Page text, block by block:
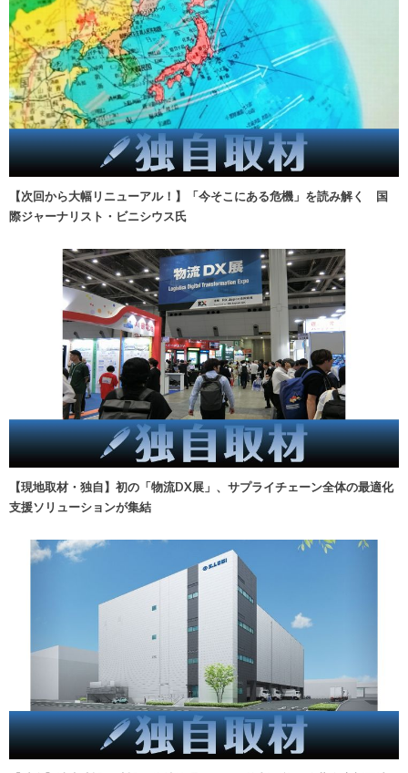
【次回から大幅リニューアル！】「今そこにある危機」を読み解く 国
際ジャーナリスト・ビニシウス氏
【現地取材・独自】初の「物流DX展」、サプライチェーン全体の最適化
支援ソリューションが集結